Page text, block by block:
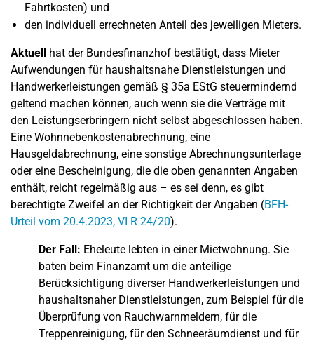
Fahrtkosten) und
den individuell errechneten Anteil des jeweiligen Mieters.
Aktuell hat der Bundesfinanzhof bestätigt, dass Mieter
Aufwendungen für haushaltsnahe Dienstleistungen und
Handwerkerleistungen gemäß § 35a EStG steuermindernd
geltend machen können, auch wenn sie die Verträge mit
den Leistungserbringern nicht selbst abgeschlossen haben.
Eine Wohnnebenkostenabrechnung, eine
Hausgeldabrechnung, eine sonstige Abrechnungsunterlage
oder eine Bescheinigung, die die oben genannten Angaben
enthält, reicht regelmäßig aus – es sei denn, es gibt
berechtigte Zweifel an der Richtigkeit der Angaben (BFH-
Urteil vom 20.4.2023, VI R 24/20).
Der Fall: Eheleute lebten in einer Mietwohnung. Sie
baten beim Finanzamt um die anteilige
Berücksichtigung diverser Handwerkerleistungen und
haushaltsnaher Dienstleistungen, zum Beispiel für die
Überprüfung von Rauchwarnmeldern, für die
Treppenreinigung, für den Schneeräumdienst und für